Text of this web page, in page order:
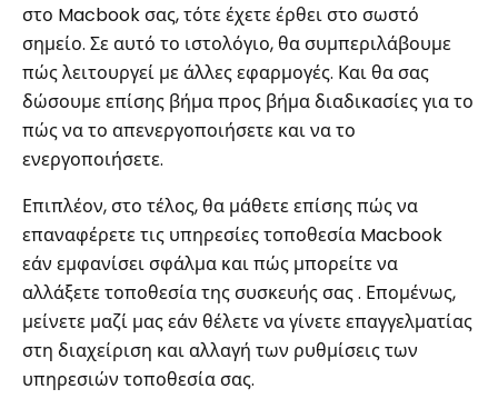
στο Macbook σας, τότε έχετε έρθει στο σωστό
σημείο. Σε αυτό το ιστολόγιο, θα συμπεριλάβουμε
πώς λειτουργεί με άλλες εφαρμογές. Και θα σας
δώσουμε επίσης βήμα προς βήμα διαδικασίες για το
πώς να το απενεργοποιήσετε και να το
ενεργοποιήσετε.
Επιπλέον, στο τέλος, θα μάθετε επίσης πώς να
επαναφέρετε τις υπηρεσίες τοποθεσία Macbook
εάν εμφανίσει σφάλμα και πώς μπορείτε να
αλλάξετε τοποθεσία της συσκευής σας . Επομένως,
μείνετε μαζί μας εάν θέλετε να γίνετε επαγγελματίας
στη διαχείριση και αλλαγή των ρυθμίσεις των
υπηρεσιών τοποθεσία σας.